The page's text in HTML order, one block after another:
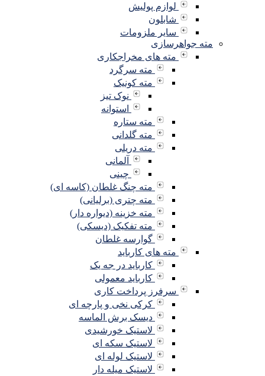
لوازم پولیش
شابلون
سایر ملزومات
مته جواهرسازی
مته های مخراجکاری
مته سرگرد
مته کونیک
نوک تیز
استوانه
مته ستاره
مته گلدانی
مته دریلی
آلمانی
چینی
مته چنگ غلطان (کاسه ای)
مته چتری (برلیانی)
مته خزینه (دیواره دار)
مته تفکیک (دیسکی)
گوارسه غلطان
مته های کارباید
کارباید در جه یک
کارباید معمولی
سرفرز پرداخت کاری
کرکی نخی و پارچه ای
دیسک برش الماسه
لاستیک خورشیدی
لاستیک سکه ای
لاستیک لوله ای
لاستیک میله دار